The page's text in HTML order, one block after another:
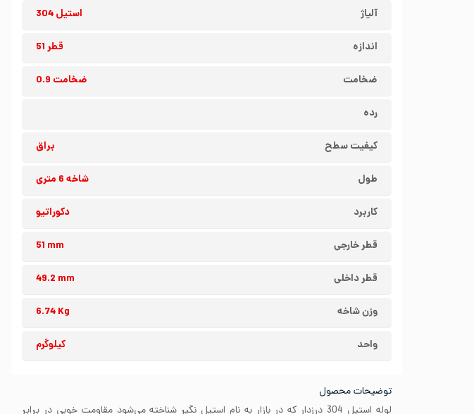
آلیاژ استیل 304
اندازه قطر 51
ضخامت ضخامت 0.9
رده
کیفیت سطح براق
طول شاخه 6 متری
کاربرد دکوراتیو
قطر خارجی 51 mm
قطر داخلی 49.2 mm
وزن شاخه 6.74 Kg
واحد کیلوگرم
توضیحات محصول
لوله استیل 304 درزدار که در بازار به نام استیل نگیر شناخته می‌شود مقاومت خوبی در برابر